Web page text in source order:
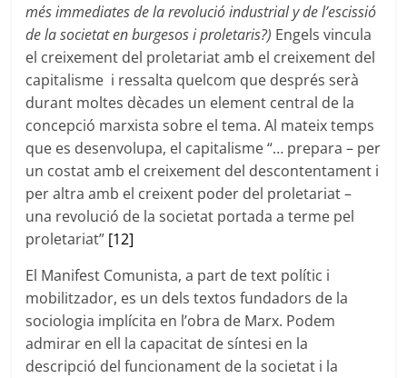
més immediates de la revolució industrial y de l’escissió
de la societat en burgesos i proletaris?) Engels vincula
el creixement del proletariat amb el creixement del
capitalisme i ressalta quelcom que després serà
durant moltes dècades un element central de la
concepció marxista sobre el tema. Al mateix temps
que es desenvolupa, el capitalisme “… prepara – per
un costat amb el creixement del descontentament i
per altra amb el creixent poder del proletariat –
una revolució de la societat portada a terme pel
proletariat” [12]
El Manifest Comunista, a part de text polític i
mobilitzador, es un dels textos fundadors de la
sociologia implícita en l’obra de Marx. Podem
admirar en ell la capacitat de síntesi en la
descripció del funcionament de la societat i la